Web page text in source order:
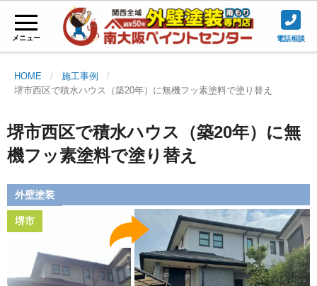
メニュー 電話相談
HOME
施工事例
堺市西区で積水ハウス（築20年）に無機フッ素塗料で塗り替え
堺市西区で積水ハウス（築20年）に無
機フッ素塗料で塗り替え
外壁塗装
堺市